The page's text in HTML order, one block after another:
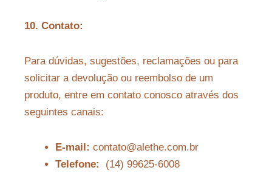
10. Contato:
Para dúvidas, sugestões, reclamações ou para
solicitar a devolução ou reembolso de um
produto, entre em contato conosco através dos
seguintes canais:
E-mail: contato@alethe.com.br
Telefone:
(14) 99625-6008